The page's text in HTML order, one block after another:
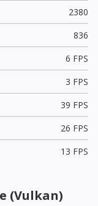
2380
836
6 FPS
3 FPS
39 FPS
26 FPS
13 FPS
(Vulkan)